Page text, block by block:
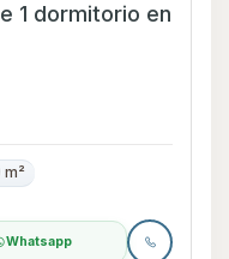
dormitorio en
m²
Whatsapp